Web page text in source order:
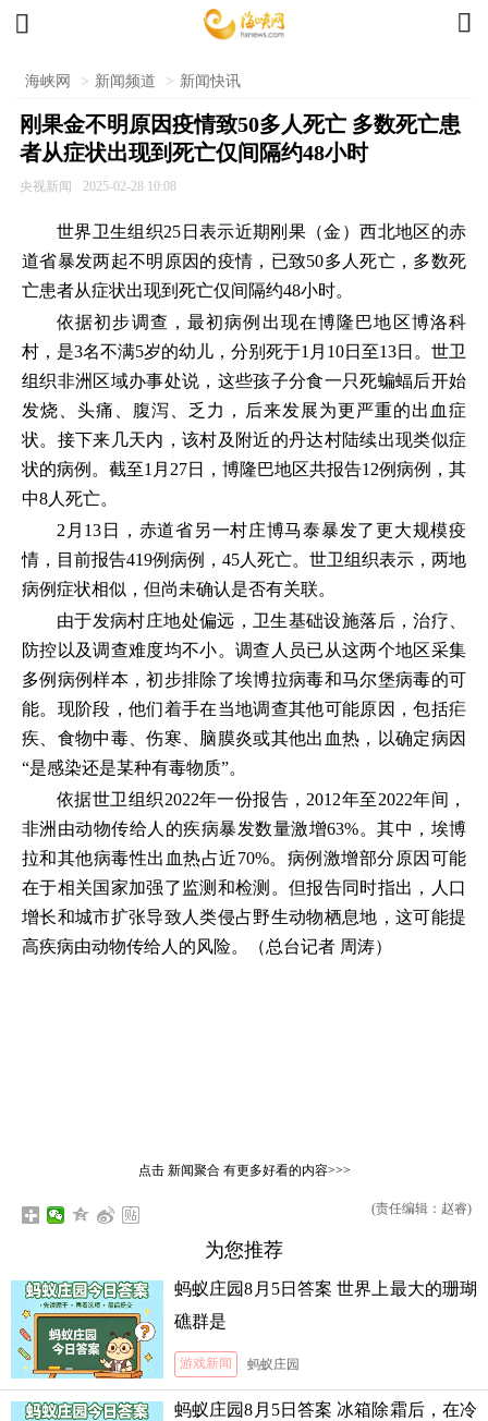
 
海峡网 > 新闻频道 > 新闻快讯
刚果金不明原因疫情致50多人死亡 多数死亡患
者从症状出现到死亡仅间隔约48小时
央视新闻 2025-02-28 10:08
世界卫生组织25日表示近期刚果（金）西北地区的赤
道省暴发两起不明原因的疫情，已致50多人死亡，多数死
亡患者从症状出现到死亡仅间隔约48小时。
依据初步调查，最初病例出现在博隆巴地区博洛科
村，是3名不满5岁的幼儿，分别死于1月10日至13日。世卫
组织非洲区域办事处说，这些孩子分食一只死蝙蝠后开始
发烧、头痛、腹泻、乏力，后来发展为更严重的出血症
状。接下来几天内，该村及附近的丹达村陆续出现类似症
状的病例。截至1月27日，博隆巴地区共报告12例病例，其
中8人死亡。
2月13日，赤道省另一村庄博马泰暴发了更大规模疫
情，目前报告419例病例，45人死亡。世卫组织表示，两地
病例症状相似，但尚未确认是否有关联。
由于发病村庄地处偏远，卫生基础设施落后，治疗、
防控以及调查难度均不小。调查人员已从这两个地区采集
多例病例样本，初步排除了埃博拉病毒和马尔堡病毒的可
能。现阶段，他们着手在当地调查其他可能原因，包括疟
疾、食物中毒、伤寒、脑膜炎或其他出血热，以确定病因
“是感染还是某种有毒物质”。
依据世卫组织2022年一份报告，2012年至2022年间，
非洲由动物传给人的疾病暴发数量激增63%。其中，埃博
拉和其他病毒性出血热占近70%。病例激增部分原因可能
在于相关国家加强了监测和检测。但报告同时指出，人口
增长和城市扩张导致人类侵占野生动物栖息地，这可能提
高疾病由动物传给人的风险。（总台记者 周涛）
点击 新闻聚合有更多好看的内容>>>
(责任编辑：赵睿)
为您推荐
蚂蚁庄园8月5日答案 世界上最大的珊瑚
礁群是
游戏新闻 蚂蚁庄园
蚂蚁庄园8月5日答案 冰箱除霜后，在冷